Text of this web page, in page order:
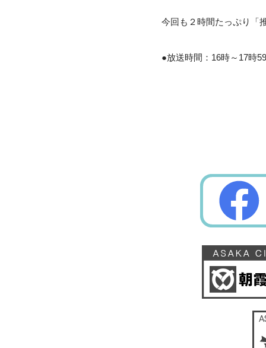
今回も２時間たっぷり「
●放送時間：16時～17時